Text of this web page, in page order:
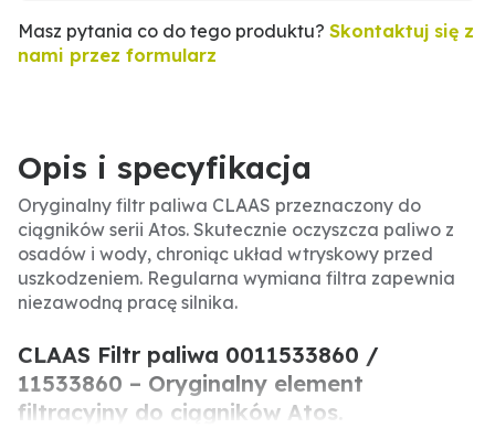
Masz pytania co do tego produktu? Skontaktuj się z
nami przez formularz
Opis i specyfikacja
Oryginalny filtr paliwa CLAAS przeznaczony do
ciągników serii Atos. Skutecznie oczyszcza paliwo z
osadów i wody, chroniąc układ wtryskowy przed
uszkodzeniem. Regularna wymiana filtra zapewnia
niezawodną pracę silnika.
CLAAS Filtr paliwa 0011533860 /
11533860 – Oryginalny element
filtracyjny do ciągników Atos.